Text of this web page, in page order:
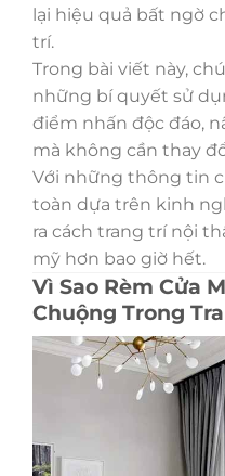
lại hiệu quả bất ngờ
trí.
Trong bài viết này,
những bí quyết sử
điểm nhấn độc đáo,
mà không cần thay
Với những thông tin
toàn dựa trên kinh
ra cách trang trí nội
mỹ hơn bao giờ hết.
Vì Sao Rèm Cửa
Chuộng Trong